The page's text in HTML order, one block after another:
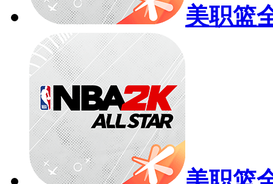
美职篮